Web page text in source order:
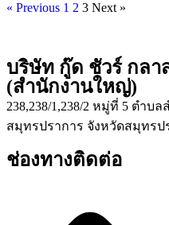
« Previous 1 2 3 Next »
บริษัท กู๊ด ชัวร์ กลา
(สำนักงานใหญ่)
238,238/1,238/2 หมู่ที่ 5 ตำบ
สมุทรปราการ จังหวัดสมุทรป
ช่องทางติดต่อ